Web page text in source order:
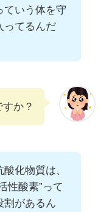
ていう体を守
ってるんだ
か？
化物質は、
性酸素”って
割があるん